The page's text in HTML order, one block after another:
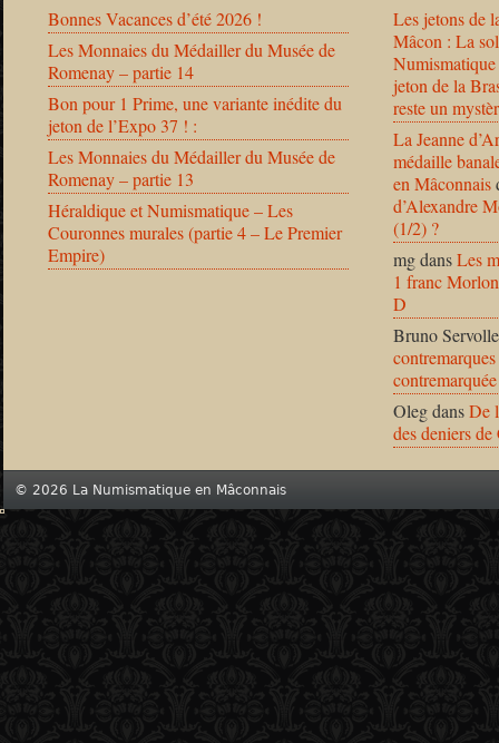
Bonnes Vacances d’été 2026 !
Les Monnaies du Médailler du Musée de
Romenay – partie 14
Bon pour 1 Prime, une variante inédite du
jeton de l’Expo 37 ! :
Les Monnaies du Médailler du Musée de
Romenay – partie 13
Héraldique et Numismatique – Les
Couronnes murales (partie 4 – Le Premier
Empire)
Les jetons de
Mâcon : La
jeton de la
reste un
La Jeanne
médaille
en Mâconnais
d’Alexandre
(1/2) ?
mgdansLes
1 franc
D
Bruno Servolle
OlegdansDe
des deniers
© 2026 La Numismatique en Mâconnais